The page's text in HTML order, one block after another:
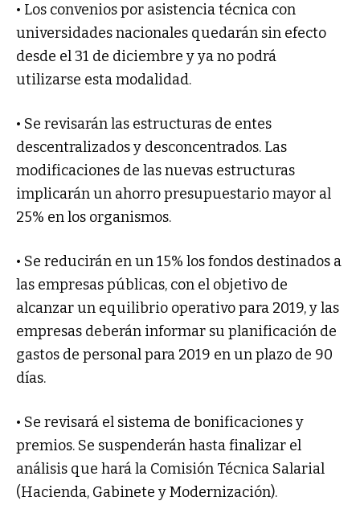
• Los convenios por asistencia técnica con
universidades nacionales quedarán sin efecto
desde el 31 de diciembre y ya no podrá
utilizarse esta modalidad.
• Se revisarán las estructuras de entes
descentralizados y desconcentrados. Las
modificaciones de las nuevas estructuras
implicarán un ahorro presupuestario mayor al
25% en los organismos.
• Se reducirán en un 15% los fondos destinados a
las empresas públicas, con el objetivo de
alcanzar un equilibrio operativo para 2019, y las
empresas deberán informar su planificación de
gastos de personal para 2019 en un plazo de 90
días.
• Se revisará el sistema de bonificaciones y
premios. Se suspenderán hasta finalizar el
análisis que hará la Comisión Técnica Salarial
(Hacienda, Gabinete y Modernización).